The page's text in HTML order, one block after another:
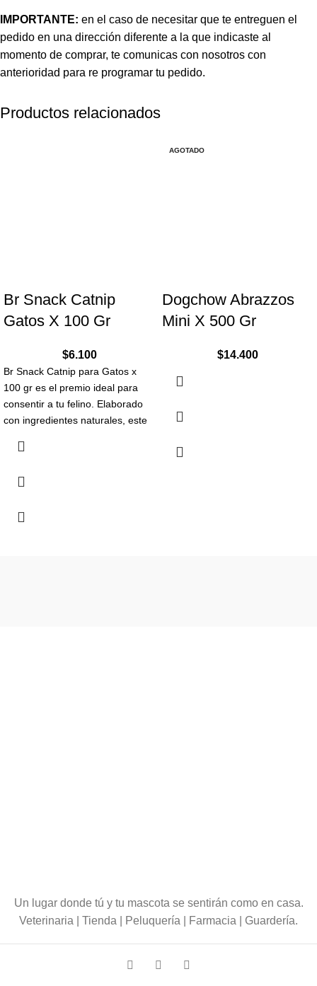
IMPORTANTE: en el caso de necesitar que te entreguen el
pedido en una dirección diferente a la que indicaste al
momento de comprar, te comunicas con nosotros con
anterioridad para re programar tu pedido.
Productos relacionados
Br Snack Catnip
Gatos X 100 Gr
$6.100
Br Snack Catnip para Gatos x
100 gr es el premio ideal para
consentir a tu felino. Elaborado
con ingredientes naturales, este
promueve el bienestar. Perfecto
relajación.
AGOTADO
Dogchow Abrazzos
Mini X 500 Gr
$14.400
Un lugar donde tú y tu mascota se sentirán como en casa.
Veterinaria | Tienda | Peluquería | Farmacia | Guardería.